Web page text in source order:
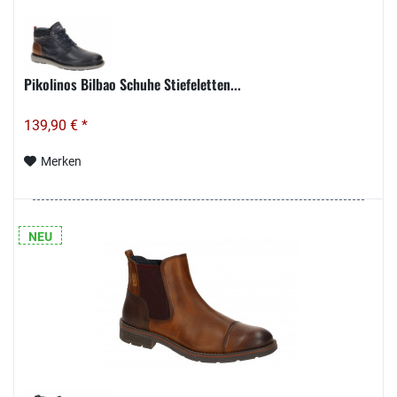
Pikolinos Bilbao Schuhe Stiefeletten...
139,90 € *
Merken
NEU